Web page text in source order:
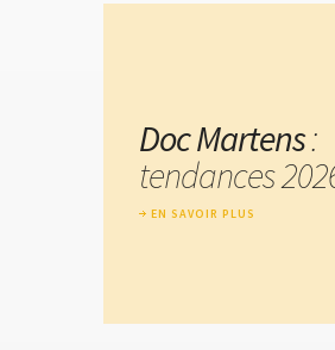
Doc Martens:
tendances
EN SAVOIR PLUS